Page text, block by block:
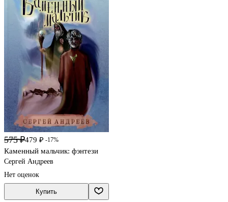
575 ₽479 ₽ -17%
Каменный мальчик: фэнтези
Сергей Андреев
Нет оценок
Купить